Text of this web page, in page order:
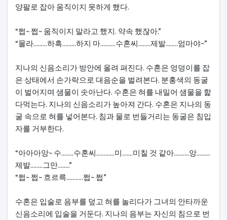
양팔로 잡아 움직이지 못하게 했다.
“쩝~ 쩝~ 움직이지 말라고 했지. 약속 했잖아.”
“몰라.........하흑.........하지 마..........수혼씨........제발........엄마야~”
지나의 신음소리가 방안에 올려 펴진다. 수혼은 엉덩이를 잡
은 상태에서 손가락으로 대음순을 벌려본다. 분홍색의 동굴
이 벌어지며 샘물이 솟아난다. 수혼은 혀를 내밀어 샘물을 핥
다먹는다. 지나의 신음소리가 높아져 간다. 수혼은 지나의 동
굴 속으로 혀를 넣어본다. 침과 물로 번들거리는 동굴은 침입
자를 거부한다.
“아아아앙~ 수........수혼씨............미.......미칠 것 같아..........앙.........
제발........그만........”
“쩝~ 쩝~ 흐르륵...........쩝~ 쩝”
수혼은 입술로 음부를 덮고 혀를 놀리다가 그녀의 안타까운
신음소리에 입술을 거둔다. 지나의 음부는 자신의 침으로 번